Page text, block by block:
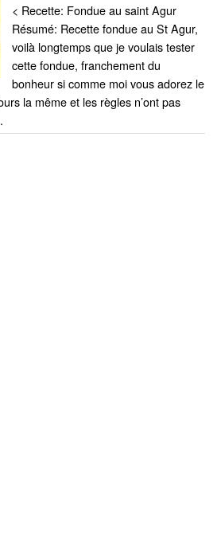
< Recette: Fondue au saint Agur
Résumé: Recette fondue au St Agur,
voilà longtemps que je voulais tester
cette fondue, franchement du
bonheur si comme moi vous adorez le
la même et les règles n’ont pas